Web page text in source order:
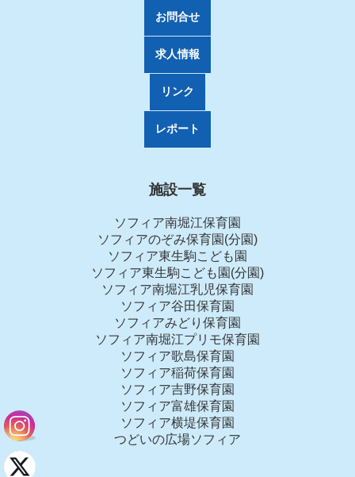
お問合せ
求人情報
リンク
レポート
施設一覧
ソフィア南堀江保育園
ソフィアのぞみ保育園(分園)
ソフィア東生駒こども園
ソフィア東生駒こども園(分園)
ソフィア南堀江乳児保育園
ソフィア谷田保育園
ソフィアみどり保育園
ソフィア南堀江プリモ保育園
ソフィア歌島保育園
ソフィア稲荷保育園
ソフィア吉野保育園
ソフィア富雄保育園
ソフィア横堤保育園
つどいの広場ソフィア